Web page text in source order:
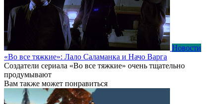
Новости
«Во все тяжкие»: Лало Саламанка и Начо Варга
Создатели сериала «Во все тяжкие» очень тщательно
продумывают
Вам также может понравиться